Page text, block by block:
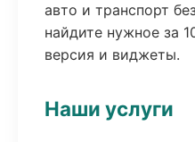
авто и транспорт
найдите нужное за
версия и виджеты.
Наши услуги